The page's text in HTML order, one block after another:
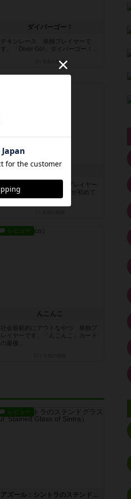
ダイバーゴー！
チキンレース 単独プレイヤーで
す。「Diver Go!」ダイバーゴー！...
の投稿
間取りは選べない 単独プレイヤー
です。「MADRINO 人類が初めて
出...
レビュー
んこんこ
社会規範的にアウトなやつ 単独プ
レイヤーです。「んこんこ」カード
の最後...
レビュー
アズール：シントラのステンドグラス